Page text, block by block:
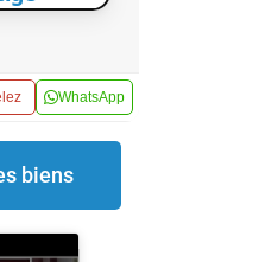
WhatsApp
biens